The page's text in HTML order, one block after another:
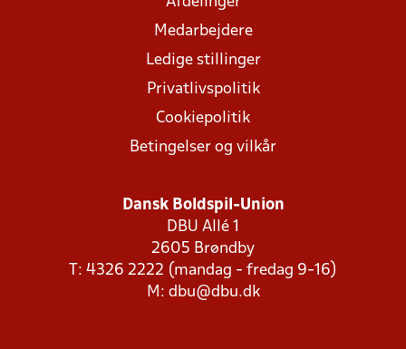
Medarbejdere
Ledige stillinger
Privatlivspolitik
Cookiepolitik
Betingelser og vilkår
Dansk Boldspil-Union
DBU Allé 1
2605 Brøndby
T: 4326 2222 (mandag - fredag 9-16)
M: dbu@dbu.dk